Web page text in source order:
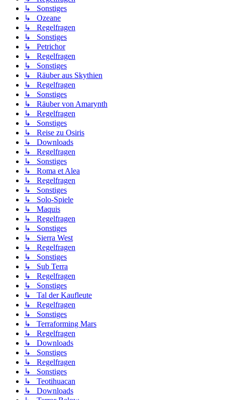
↳ Sonstiges
↳ Ozeane
↳ Regelfragen
↳ Sonstiges
↳ Petrichor
↳ Regelfragen
↳ Sonstiges
↳ Räuber aus Skythien
↳ Regelfragen
↳ Sonstiges
↳ Räuber von Amarynth
↳ Regelfragen
↳ Sonstiges
↳ Reise zu Osiris
↳ Downloads
↳ Regelfragen
↳ Sonstiges
↳ Roma et Alea
↳ Regelfragen
↳ Sonstiges
↳ Solo-Spiele
↳ Maquis
↳ Regelfragen
↳ Sonstiges
↳ Sierra West
↳ Regelfragen
↳ Sonstiges
↳ Sub Terra
↳ Regelfragen
↳ Sonstiges
↳ Tal der Kaufleute
↳ Regelfragen
↳ Sonstiges
↳ Terraforming Mars
↳ Regelfragen
↳ Downloads
↳ Sonstiges
↳ Regelfragen
↳ Sonstiges
↳ Teotihuacan
↳ Downloads